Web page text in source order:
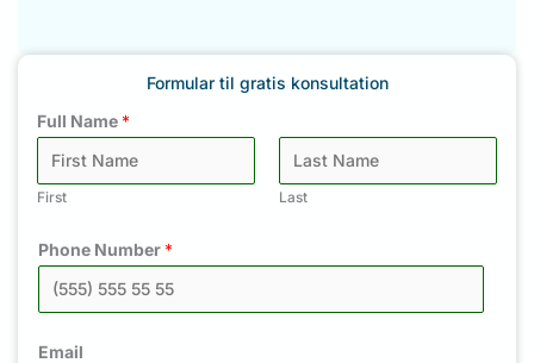
Formular til gratis konsultation
Full Name *
First Last
Phone Number *
Email